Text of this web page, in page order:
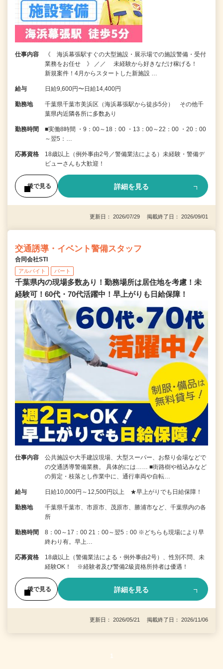
仕事内容
《 海浜幕張駅すぐの大型施設・展示場での施設警備・受付
業務をお任せ 》 ／／ 未経験から好きなだけ稼げる！
新規案件！4月からスタートした新施設 …
給与 日給9,600円〜日給14,400円
勤務地
千葉県千葉市美浜区（海浜幕張駅から徒歩5分） その他千
葉県内近隣各所に多数あり
勤務時間
■実働8時間 ・9：00～18：00 ・13：00～22：00 ・20：00
～翌5：…
応募資格
18歳以上（例外事由2号／警備業法による）未経験・警備デ
ビューさんも大歓迎！
後で見る 詳細を見る
更新日： 2026/07/29 掲載終了日： 2026/09/01
交通誘導・イベント警備スタッフ
合同会社STI
アルバイト パート
千葉県内の現場多数あり！勤務場所は居住地を考慮！未
経験可！60代・70代活躍中！早上がりも日給保障！
仕事内容
公共施設や大手建設現場、大型スーパー、お祭り会場などで
の交通誘導警備業務。 具体的には…… ■街路樹や植込みなど
の剪定・枝落とし作業中に、通行車両や自転…
給与 日給10,000円～12,500円以上 ★早上がりでも日給保障！
勤務地
千葉県千葉市、市原市、茂原市、勝浦市など、千葉県内の各
所
勤務時間
8：00～17：00 21：00～翌5：00 ※どちらも現場により早
終わり有。早上…
応募資格
18歳以上（警備業法による・例外事由2号）、性別不問、未
経験OK！ ※経験者及び警備2級資格所持者は優遇！
後で見る 詳細を見る
更新日： 2026/05/21 掲載終了日： 2026/11/06
1